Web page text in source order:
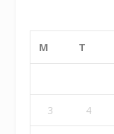
M T
3 4